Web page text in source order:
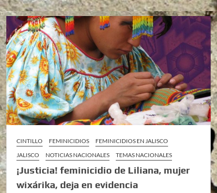
CINTILLO FEMINICIDIOS
FEMINICIDIOS EN JALISCO
JALISCO
NOTICIAS NACIONALES TEMAS NACIONALES
¡Justicia! feminicidio de Liliana, mujer
wixárika, deja en evidencia